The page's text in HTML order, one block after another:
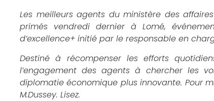
Les meilleurs agents du ministère des
primés vendredi dernier à Lomé,
d’excellence+ initié par le responsable en
Destiné à récompenser les efforts
l’engagement des agents à chercher les
diplomatie économique plus innovante. Pour
M.Dussey. Lisez.